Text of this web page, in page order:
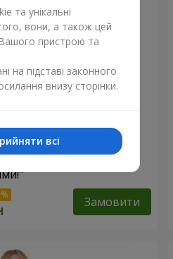
Замовити
та унікальні
вони, а також цей
пристрою та
на підставі законного
внизу сторінки.
всі